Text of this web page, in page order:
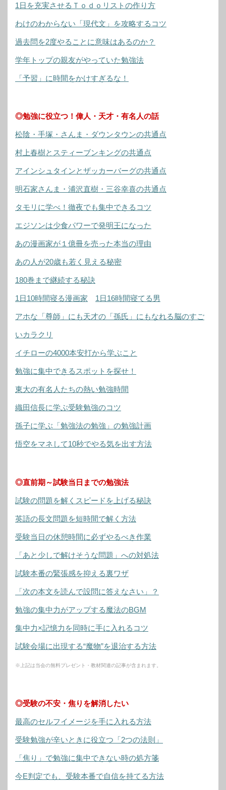
1日を充実させるＴｏｄｏリストの作り方
わけのわからない「現代文」を攻略するコツ
過去問を2度やることに意味はあるのか？
学年トップの親友がやっていた勉強法
「予習」に時間をかけすぎるな！
◎勉強に役立つ！偉人・天才・有名人の話
松陰・手塚・さんま・ダウンタウンの共通点
村上春樹とスティーブンキングの共通点
アインシュタインとザッカーバーグの共通点
明石家さんま・浦沢直樹・三谷幸喜の共通点
タモリに学べ！徹夜でも集中できるコツ
エジソンは少食パワーで発明王になった
あの漫画家が１億冊を売った本当の理由
あの人が20歳も若く見える秘密
180巻まで継続する秘訣
1日10時間寝る漫画家 1日16時間寝てる男
アホな「尊師」にも天才の「孫氏」にもなれる脳のすご
いカラクリ
イチローの4000本安打から学ぶこと
勉強に集中できるスポットを探せ！
東大の有名人たちの熱い勉強時間
織田信長に学ぶ受験勉強のコツ
孫子に学ぶ「勉強法の勉強」の勉強計画
悟空をマネして10秒でやる気を出す方法
◎直前期～試験当日までの勉強法
試験の問題を解くスピードを上げる秘訣
英語の長文問題を短時間で解く方法
受験当日の休憩時間に必ずやるべき作業
「あと少しで解けそうな問題」への対処法
試験本番の緊張感を抑える裏ワザ
「次の本文を読んで設問に答えなさい」？
勉強の集中力がアップする魔法のBGM
集中力×記憶力を同時に手に入れるコツ
試験会場に出現する“魔物”を退治する方法
※上記は当会の無料プレゼント・教材関連の記事が含まれます。
◎受験の不安・焦りを解消したい
最高のセルフイメージを手に入れる方法
受験勉強が辛いときに役立つ「2つの法則」
「焦り」で勉強に集中できない時の処方箋
今E判定でも、受験本番で自信を持てる方法